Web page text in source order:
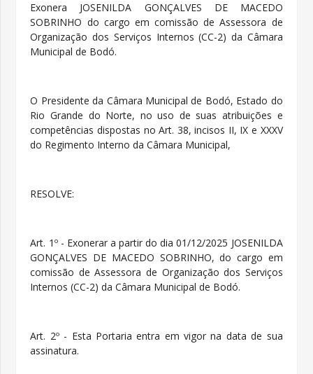
Exonera JOSENILDA GONÇALVES DE MACEDO
SOBRINHO do cargo em comissão de Assessora de
Organização dos Serviços Internos (CC-2) da Câmara
Municipal de Bodó.
O Presidente da Câmara Municipal de Bodó, Estado do
Rio Grande do Norte, no uso de suas atribuições e
competências dispostas no Art. 38, incisos II, IX e XXXV
do Regimento Interno da Câmara Municipal,
RESOLVE:
Art. 1º - Exonerar a partir do dia 01/12/2025 JOSENILDA
GONÇALVES DE MACEDO SOBRINHO, do cargo em
comissão de Assessora de Organização dos Serviços
Internos (CC-2) da Câmara Municipal de Bodó.
Art. 2º - Esta Portaria entra em vigor na data de sua
assinatura.